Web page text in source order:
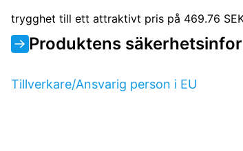
trygghet till ett attraktivt pris på 469.76
Produktens
Tillverkare/Ansvarig person i EU